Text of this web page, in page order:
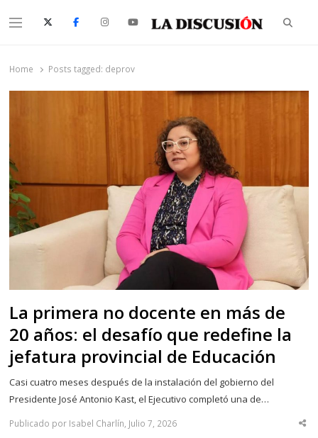
Menu
Home Posts tagged: deprov
La primera no docente en más de
20 años: el desafío que redefine la
jefatura provincial de Educación
Casi cuatro meses después de la instalación del gobierno del
Presidente José Antonio Kast, el Ejecutivo completó una de…
Publicado por Isabel Charlín, Julio 7, 2026